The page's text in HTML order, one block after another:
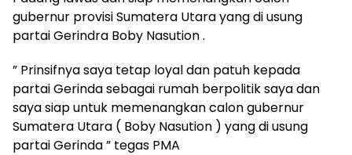
gubernur provisi Sumatera Utara yang di usung
partai Gerindra Boby Nasution .
” Prinsifnya saya tetap loyal dan patuh kepada
partai Gerinda sebagai rumah berpolitik saya dan
saya siap untuk memenangkan calon gubernur
Sumatera Utara ( Boby Nasution ) yang di usung
partai Gerinda ” tegas PMA